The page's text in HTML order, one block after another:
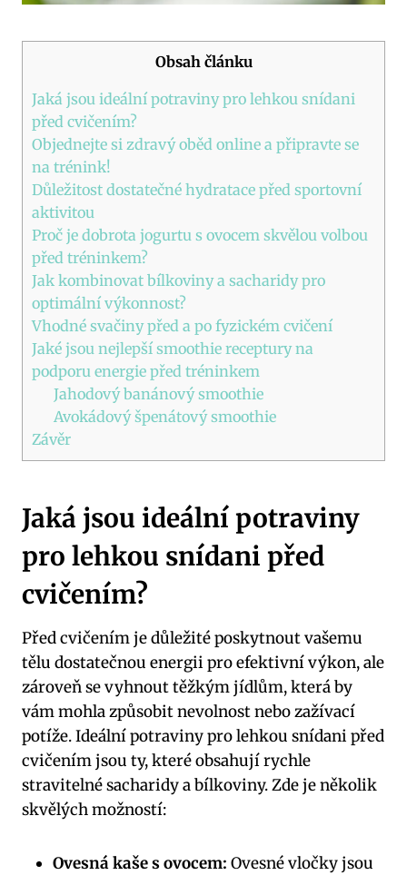
Obsah článku
Jaká jsou ideální potraviny pro lehkou snídani
před cvičením?
Objednejte si zdravý oběd online a připravte se
na trénink!
Důležitost dostatečné hydratace před sportovní
aktivitou
Proč je dobrota jogurtu s ovocem skvělou volbou
před tréninkem?
Jak kombinovat bílkoviny a sacharidy pro
optimální výkonnost?
Vhodné svačiny před a po fyzickém cvičení
Jaké jsou nejlepší smoothie receptury na
podporu energie před tréninkem
Jahodový banánový smoothie
Avokádový špenátový smoothie
Závěr
Jaká jsou ideální potraviny
pro lehkou snídani před
cvičením?
Před cvičením je důležité poskytnout vašemu
tělu dostatečnou energii pro efektivní výkon, ale
zároveň se vyhnout těžkým jídlům, která by
vám mohla způsobit nevolnost nebo zažívací
potíže. Ideální potraviny pro lehkou snídani před
cvičením jsou ty, které obsahují rychle
stravitelné sacharidy a bílkoviny. Zde je několik
skvělých možností:
Ovesná kaše s ovocem: Ovesné vločky jsou